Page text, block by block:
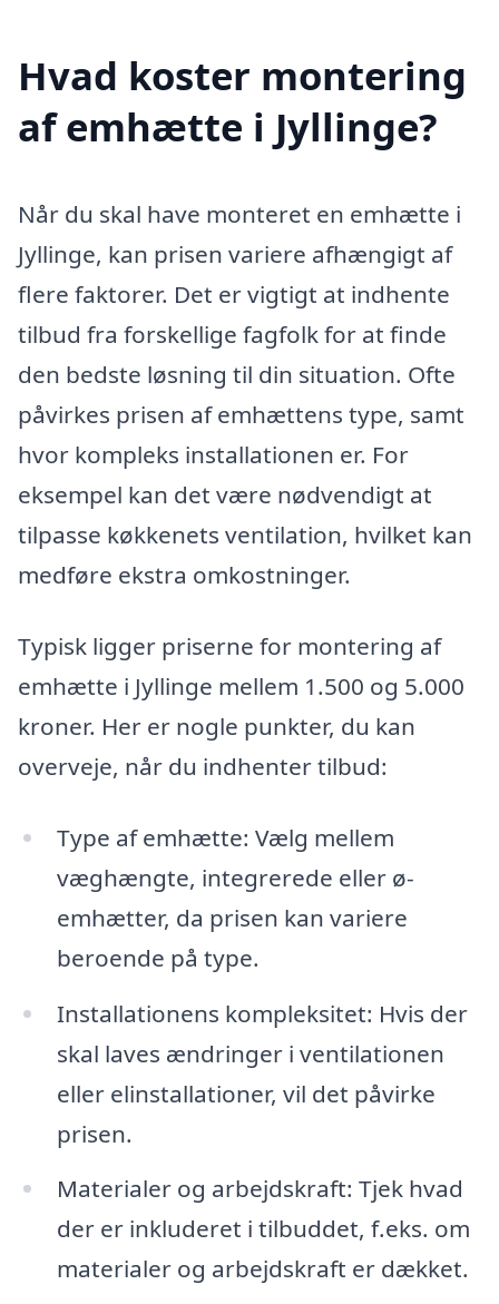
Hvad koster montering
af emhætte i Jyllinge?
Når du skal have monteret en emhætte i
Jyllinge, kan prisen variere afhængigt af
flere faktorer. Det er vigtigt at indhente
tilbud fra forskellige fagfolk for at finde
den bedste løsning til din situation. Ofte
påvirkes prisen af emhættens type, samt
hvor kompleks installationen er. For
eksempel kan det være nødvendigt at
tilpasse køkkenets ventilation, hvilket kan
medføre ekstra omkostninger.
Typisk ligger priserne for montering af
emhætte i Jyllinge mellem 1.500 og 5.000
kroner. Her er nogle punkter, du kan
overveje, når du indhenter tilbud:
Type af emhætte: Vælg mellem
væghængte, integrerede eller ø-
emhætter, da prisen kan variere
beroende på type.
Installationens kompleksitet: Hvis der
skal laves ændringer i ventilationen
eller elinstallationer, vil det påvirke
prisen.
Materialer og arbejdskraft: Tjek hvad
der er inkluderet i tilbuddet, f.eks. om
materialer og arbejdskraft er dækket.